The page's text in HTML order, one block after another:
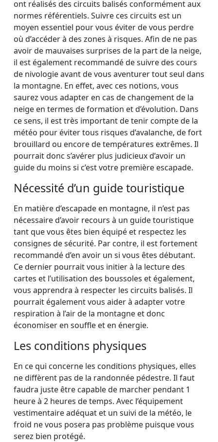
ont réalisés des circuits balisés conformément aux
normes référentiels. Suivre ces circuits est un
moyen essentiel pour vous éviter de vous perdre
où d’accéder à des zones à risques. Afin de ne pas
avoir de mauvaises surprises de la part de la neige,
il est également recommandé de suivre des cours
de nivologie avant de vous aventurer tout seul dans
la montagne. En effet, avec ces notions, vous
saurez vous adapter en cas de changement de la
neige en termes de formation et d’évolution. Dans
ce sens, il est très important de tenir compte de la
météo pour éviter tous risques d’avalanche, de fort
brouillard ou encore de températures extrêmes. Il
pourrait donc s’avérer plus judicieux d’avoir un
guide du moins si c’est votre première escapade.
Nécessité d’un guide touristique
En matière d’escapade en montagne, il n’est pas
nécessaire d’avoir recours à un guide touristique
tant que vous êtes bien équipé et respectez les
consignes de sécurité. Par contre, il est fortement
recommandé d’en avoir un si vous êtes débutant.
Ce dernier pourrait vous initier à la lecture des
cartes et l’utilisation des boussoles et également,
vous apprendra à respecter les circuits balisés. Il
pourrait également vous aider à adapter votre
respiration à l’air de la montagne et donc
économiser en souffle et en énergie.
Les conditions physiques
En ce qui concerne les conditions physiques, elles
ne diffèrent pas de la randonnée pédestre. Il faut
faudra juste être capable de marcher pendant 1
heure à 2 heures de temps. Avec l’équipement
vestimentaire adéquat et un suivi de la météo, le
froid ne vous posera pas problème puisque vous
serez bien protégé.